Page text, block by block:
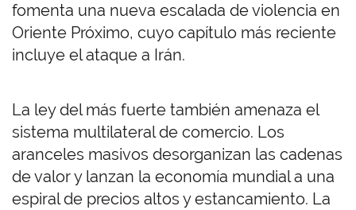
fomenta una nueva escalada de violencia en
Oriente Próximo, cuyo capítulo más reciente
incluye el ataque a Irán.
La ley del más fuerte también amenaza el
sistema multilateral de comercio. Los
aranceles masivos desorganizan las cadenas
de valor y lanzan la economía mundial a una
espiral de precios altos y estancamiento. La